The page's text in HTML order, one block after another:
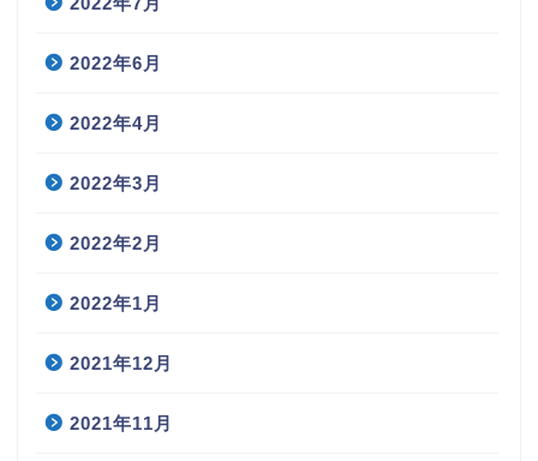
2022年6月
2022年4月
2022年3月
2022年2月
2022年1月
2021年12月
2021年11月